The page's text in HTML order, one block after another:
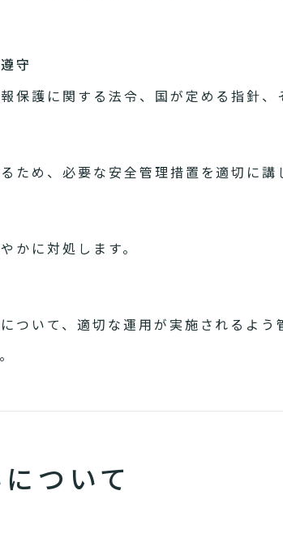
守
保護に関する法令、国が定める指針、
ため、必要な安全管理措置を適切に講
かに対処します。
ついて、適切な運用が実施されるよ
ついて